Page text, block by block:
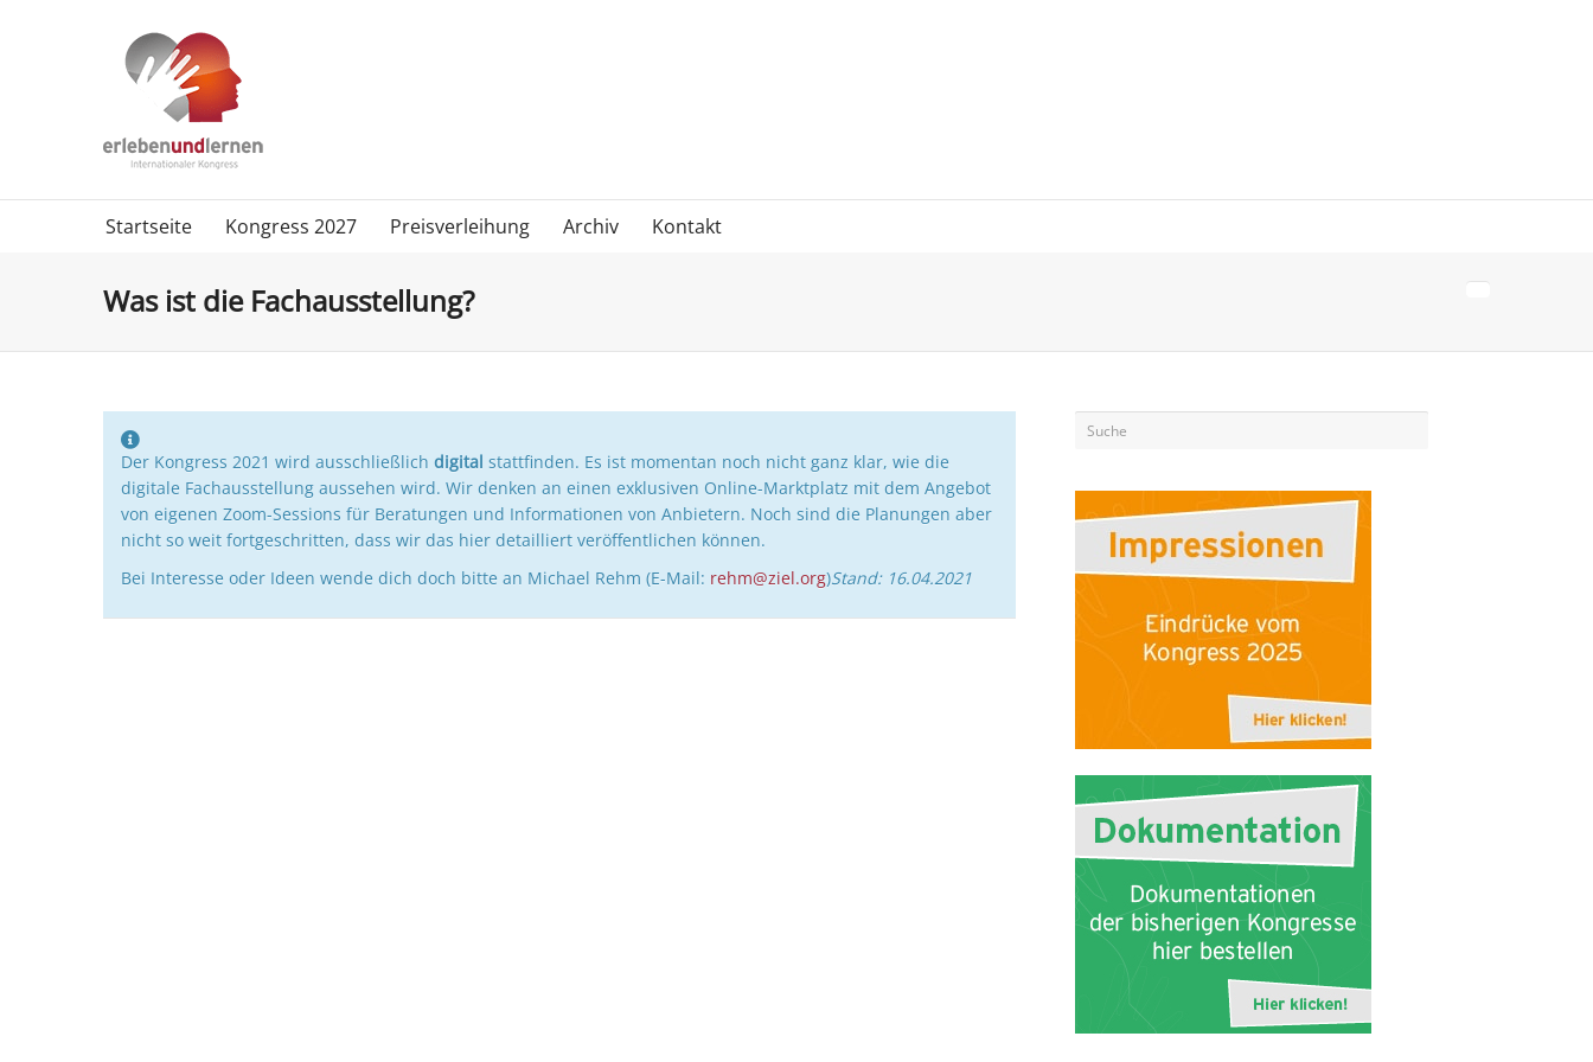
Startseite Kongress 2027 Preisverleihung Archiv Kontakt
Was ist die Fachausstellung?
Der Kongress 2021 wird ausschließlich digital stattfinden. Es ist momentan noch nicht ganz klar, wie die
digitale Fachausstellung aussehen wird. Wir denken an einen exklusiven Online-Marktplatz mit dem Angebot
von eigenen Zoom-Sessions für Beratungen und Informationen von Anbietern. Noch sind die Planungen aber
nicht so weit fortgeschritten, dass wir das hier detailliert veröffentlichen können.
Bei Interesse oder Ideen wende dich doch bitte an Michael Rehm (E-Mail: rehm@ziel.org)Stand: 16.04.2021